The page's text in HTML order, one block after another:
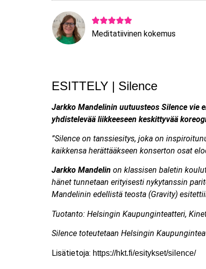
Meditatiivinen kokemus
ESITTELY | Silence
Jarkko Mandelinin uutuusteos Silence vie
yhdistelevää liikkeeseen keskittyvää
”Silence on tanssiesitys, joka on
kaikkensa herättääkseen konserton osat
Jarkko Mandelin on klassisen baletin
hänet tunnetaan erityisesti nykytanssin
Mandelinin edellistä teosta (Gravity)
Tuotanto: Helsingin Kaupunginteatteri,
Silence toteutetaan Helsingin
Lisätietoja: https://hkt.fi/esitykset/silence/